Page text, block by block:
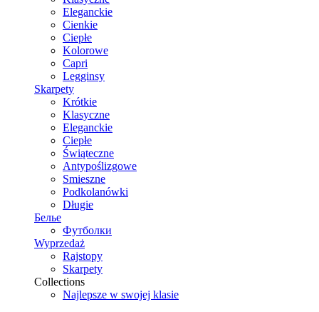
Eleganckie
Cienkie
Ciepłe
Kolorowe
Capri
Legginsy
Skarpety
Krótkie
Klasyczne
Eleganckie
Ciepłe
Świąteczne
Antypoślizgowe
Smieszne
Podkolanówki
Długie
Белье
Футболки
Wyprzedaż
Rajstopy
Skarpety
Collections
Najlepsze w swojej klasie